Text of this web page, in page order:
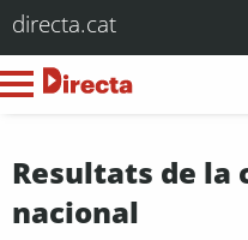
directa.cat
Resultats de la
nacional